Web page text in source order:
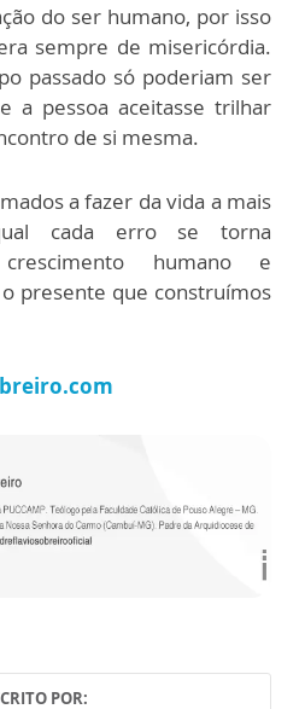
do ser humano, por isso
sempre de misericórdia.
passado só poderiam ser
a pessoa aceitasse trilhar
de si mesma.
a fazer da vida a mais
cada erro se torna
humano e
presente que construímos
POR: